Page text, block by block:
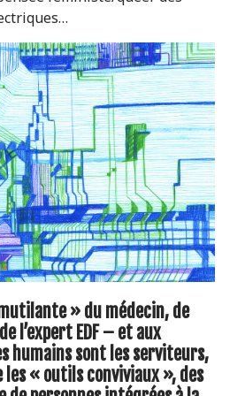
» du médecin, de
l’expert EDF – et aux
humains sont les serviteurs,
les « outils conviviaux », des